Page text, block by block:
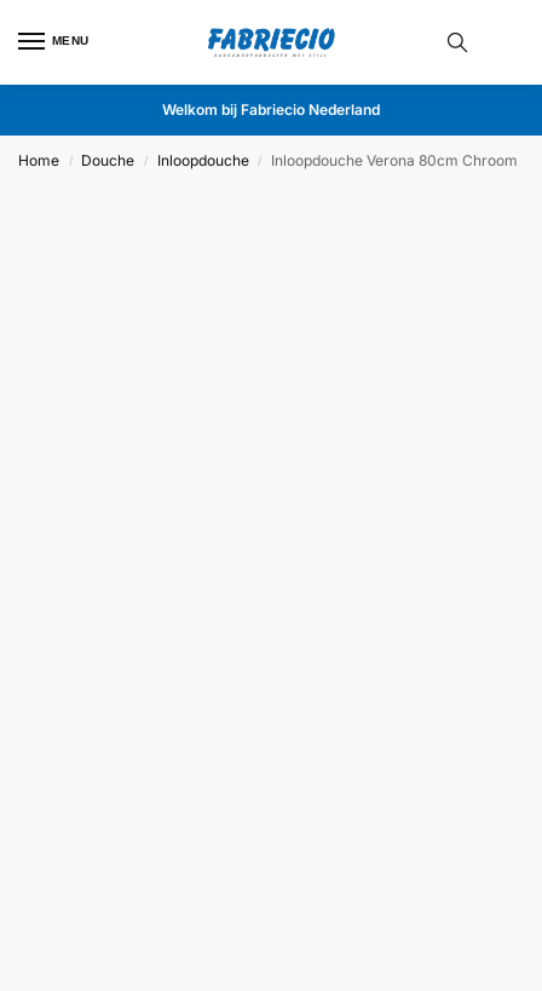
MENU
Welkom bij Fabriecio Nederland
Home / Douche / Inloopdouche / Inloopdouche Verona 80cm Chroom